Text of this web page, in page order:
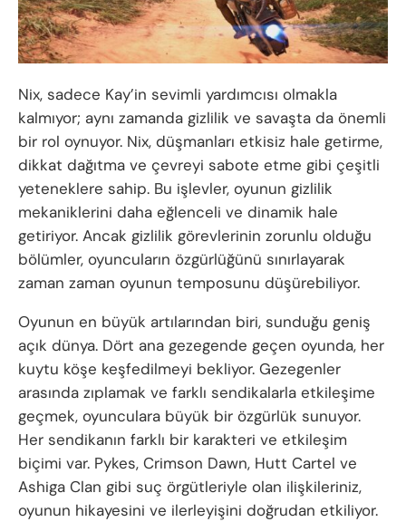
Nix, sadece Kay’in sevimli yardımcısı olmakla
kalmıyor; aynı zamanda gizlilik ve savaşta da önemli
bir rol oynuyor. Nix, düşmanları etkisiz hale getirme,
dikkat dağıtma ve çevreyi sabote etme gibi çeşitli
yeteneklere sahip. Bu işlevler, oyunun gizlilik
mekaniklerini daha eğlenceli ve dinamik hale
getiriyor. Ancak gizlilik görevlerinin zorunlu olduğu
bölümler, oyuncuların özgürlüğünü sınırlayarak
zaman zaman oyunun temposunu düşürebiliyor.
Oyunun en büyük artılarından biri, sunduğu geniş
açık dünya. Dört ana gezegende geçen oyunda, her
kuytu köşe keşfedilmeyi bekliyor. Gezegenler
arasında zıplamak ve farklı sendikalarla etkileşime
geçmek, oyunculara büyük bir özgürlük sunuyor.
Her sendikanın farklı bir karakteri ve etkileşim
biçimi var. Pykes, Crimson Dawn, Hutt Cartel ve
Ashiga Clan gibi suç örgütleriyle olan ilişkileriniz,
oyunun hikayesini ve ilerleyişini doğrudan etkiliyor.